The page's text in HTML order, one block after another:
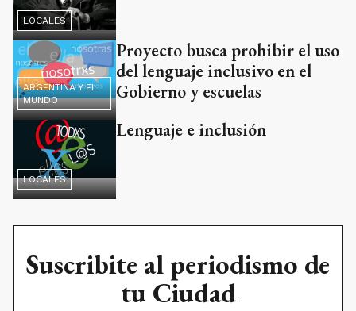
LOCALES
ARGENTINA Y EL
MUNDO
Proyecto busca prohibir el uso
del lenguaje inclusivo en el
Gobierno y escuelas
LOCALES
Lenguaje e inclusión
Suscribite al periodismo de
tu Ciudad